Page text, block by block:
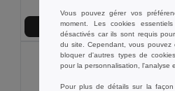
Ajouter au Panier
Vous pouvez gérer vos
moment. Les cookies
désactivés car ils sont requis
du site. Cependant, vous pouvez
bloquer d'autres types de
pour la personnalisation, l'analyse
Pour plus de détails sur la